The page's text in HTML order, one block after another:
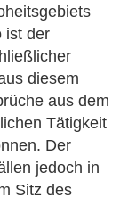
ist der
diesem
aus dem
Tätigkeit
Der
jedoch in
Sitz des